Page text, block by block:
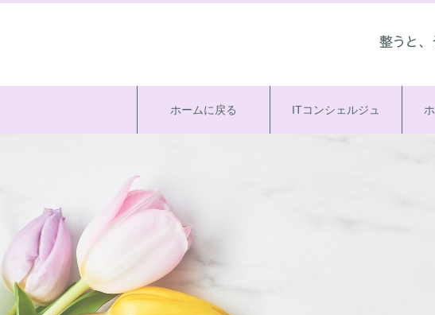
ホームに戻る ITコンシェルジュ